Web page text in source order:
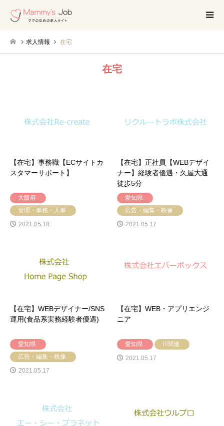
求人情報 在宅
在宅
【在宅】事務職【ECサイトカ
スタマーサポート】
大阪府
管理・事務・人事
2021.05.18
【在宅】正社員【WEBデザイ
ナー】経験者優遇・久屋大通
徒歩5分
愛知県
広告・編集・映像
2021.05.17
【在宅】WEBデザイナー/SNS
運用(食品系実務経験者優遇)
愛知県
広告・編集・映像
2021.05.17
【在宅】WEB・アプリエンジ
ニア
愛知県
IT関連
2021.05.17